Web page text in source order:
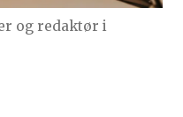
og redaktør i